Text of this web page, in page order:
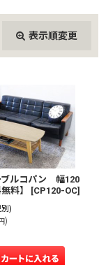
表示順変更
ブルコパン 幅120
料】
[CP120-OC]
別)
)